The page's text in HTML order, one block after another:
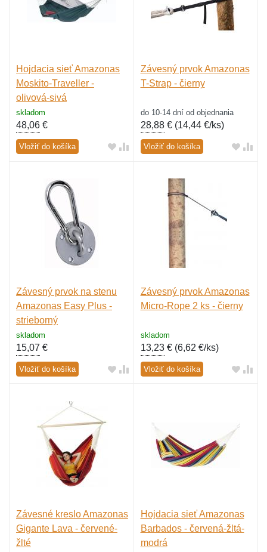
Hojdacia sieť Amazonas
Moskito-Traveller -
olivová-sivá
skladom
48,06 €
Vložiť do košíka
Závesný prvok Amazonas
T-Strap - čierny
do 10-14 dní od objednania
28,88€ (14,44 €/ks)
Vložiť do košíka
Závesný prvok na stenu
Amazonas Easy Plus -
strieborný
skladom
15,07 €
Vložiť do košíka
Závesný prvok Amazonas
Micro-Rope 2 ks - čierny
skladom
13,23€ (6,62 €/ks)
Vložiť do košíka
Závesné kreslo Amazonas
Gigante Lava - červené-
žlté
Hojdacia sieť Amazonas
Barbados - červená-žltá-
modrá